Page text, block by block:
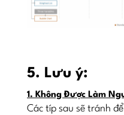
5. Lưu ý:
1. Không Được Làm
Các típ sau sẽ tránh